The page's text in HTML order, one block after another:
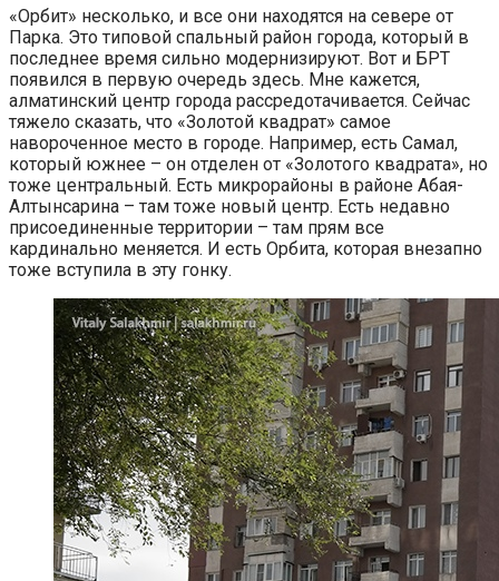
«Орбит» несколько, и все они находятся на севере от
Парка. Это типовой спальный район города, который в
последнее время сильно модернизируют. Вот и БРТ
появился в первую очередь здесь. Мне кажется,
алматинский центр города рассредотачивается. Сейчас
тяжело сказать, что «Золотой квадрат» самое
навороченное место в городе. Например, есть Самал,
который южнее – он отделен от «Золотого квадрата», но
тоже центральный. Есть микрорайоны в районе Абая-
Алтынсарина – там тоже новый центр. Есть недавно
присоединенные территории – там прям все
кардинально меняется. И есть Орбита, которая внезапно
тоже вступила в эту гонку.